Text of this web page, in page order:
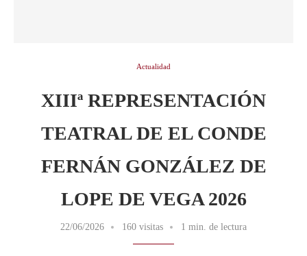
Actualidad
XIIIª REPRESENTACIÓN
TEATRAL DE EL CONDE
FERNÁN GONZÁLEZ DE
LOPE DE VEGA 2026
22/06/2026 160 visitas 1 min. de lectura